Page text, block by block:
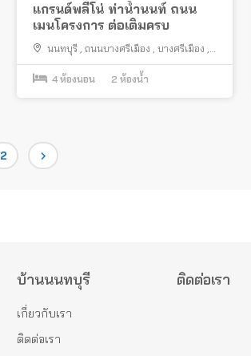
แกรนด์พลีโน่ ท่าน้ำนนท์ ถนน
เมนโครงการ ต่อเติมครบ
นนทบุรี , ถนนบางศรีเมือง , บางศรีเมือง ,
เมืองนนทบุรี
4 ห้องนอน 2 ห้องน้ำ
Page
2
บ้านนนทบุรี
เกี่ยวกับเรา
ติดต่อเรา
ติดต่อเรา